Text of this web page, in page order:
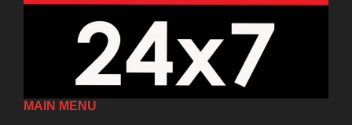
MAIN MENU